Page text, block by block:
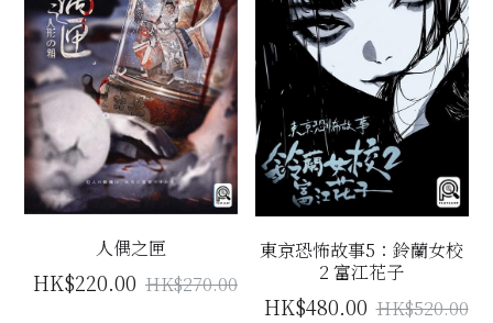
人偶之匣
HK$220.00 HK$270.00
東京恐怖故事5：鈴蘭女校
2 富江花子
HK$480.00 HK$520.00